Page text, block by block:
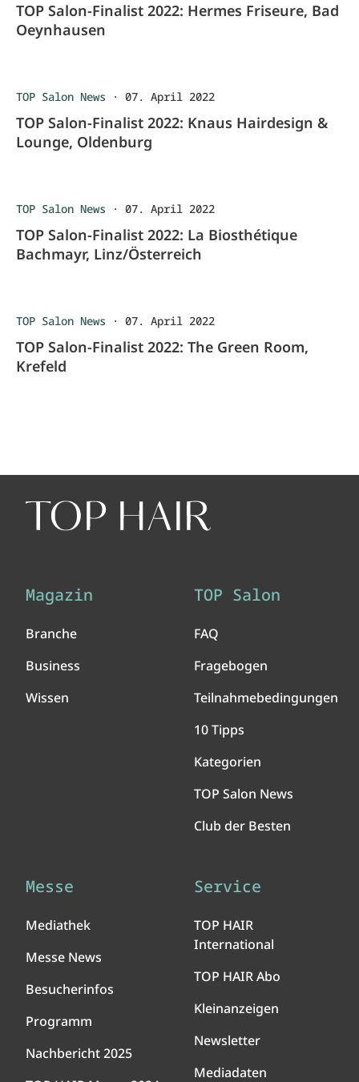
TOP Salon-Finalist 2022: Hermes Friseure, Bad
Oeynhausen
TOP Salon News · 07. April 2022
TOP Salon-Finalist 2022: Knaus Hairdesign &
Lounge, Oldenburg
TOP Salon News · 07. April 2022
TOP Salon-Finalist 2022: La Biosthétique
Bachmayr, Linz/Österreich
TOP Salon News · 07. April 2022
TOP Salon-Finalist 2022: The Green Room,
Krefeld
Magazin
Branche
Business
Wissen
TOP Salon
FAQ
Fragebogen
Teilnahmebedingungen
10 Tipps
Kategorien
TOP Salon News
Club der Besten
Messe
Mediathek
Messe News
Besucherinfos
Programm
Nachbericht 2025
Service
TOP HAIR
International
TOP HAIR Abo
Kleinanzeigen
Newsletter
Mediadaten